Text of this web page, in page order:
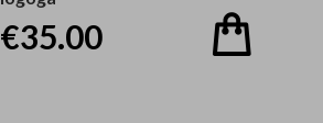
€35.00